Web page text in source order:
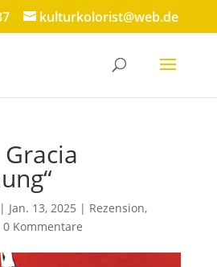
kulturkolorist@web.de
Jan. 13, 2025 | Rezension,
0 Kommentare